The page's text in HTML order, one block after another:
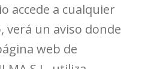
accede a cualquier
verá un aviso donde
web de